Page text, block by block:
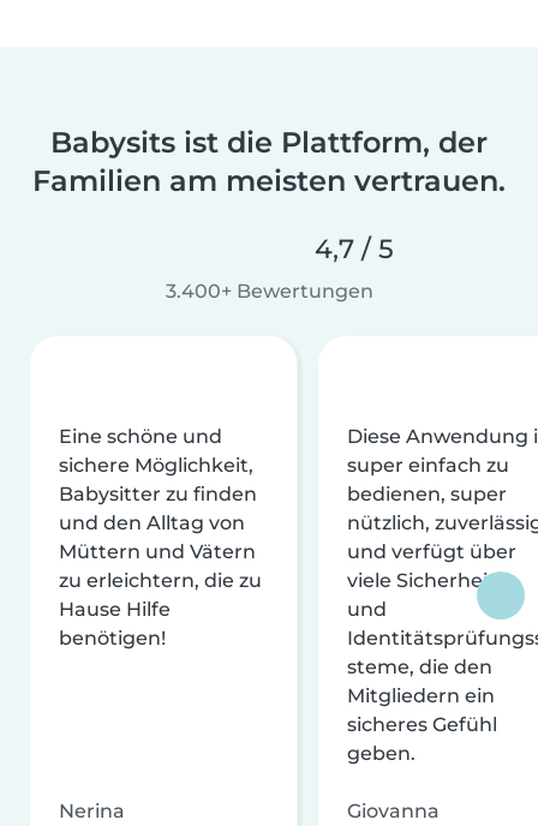
Babysits ist die Plattform, der
Familien am meisten vertrauen.
4,7 / 5
3.400+ Bewertungen
Eine schöne und
sichere Möglichkeit,
Babysitter zu finden
und den Alltag von
Müttern und Vätern
zu erleichtern, die zu
Hause Hilfe
benötigen!
Nerina
Diese Anwendung
super einfach zu
bedienen, super
nützlich,
und verfügt über
viele Sicherheits-
und
steme, die den
Mitgliedern ein
sicheres Gefühl
geben.
Giovanna